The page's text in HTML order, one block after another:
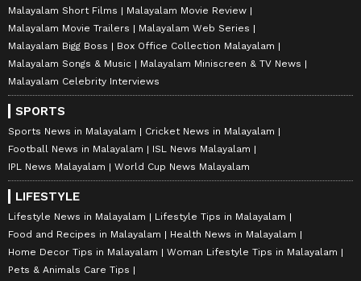
Malayalam Short Films
Malayalam Movie Review
Malayalam Movie Trailers
Malayalam Web Series
Malayalam Bigg Boss
Box Office Collection Malayalam
Malayalam Songs & Music
Malayalam Miniscreen & TV News
Malayalam Celebrity Interviews
SPORTS
Sports News in Malayalam
Cricket News in Malayalam
Football News in Malayalam
ISL News Malayalam
IPL News Malayalam
World Cup News Malayalam
LIFESTYLE
Lifestyle News in Malayalam
Lifestyle Tips in Malayalam
Food and Recipes in Malayalam
Health News in Malayalam
Home Decor Tips in Malayalam
Woman Lifestyle Tips in Malayalam
Pets & Animals Care Tips